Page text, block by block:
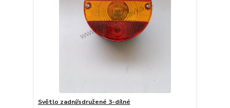
Světlo zadní/sdružené 3-dílné